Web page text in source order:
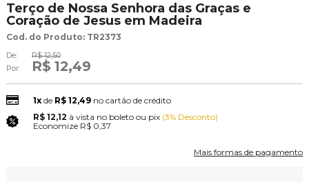
Terço de Nossa Senhora das Graças e
Coração de Jesus em Madeira
Cod. do Produto: TR2373
De:
R$ 12,50
Por:
R$ 12,49
1xde R$ 12,49 no cartão de crédito
R$ 12,12 à vista no boleto ou pix (3% Desconto)
Economize R$ 0,37
Mais formas de pagamento